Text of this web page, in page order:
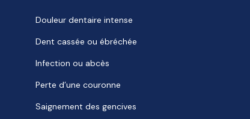
Douleur dentaire intense
Dent cassée ou ébréchée
Infection ou abcès
Perte d’une couronne
Saignement des gencives